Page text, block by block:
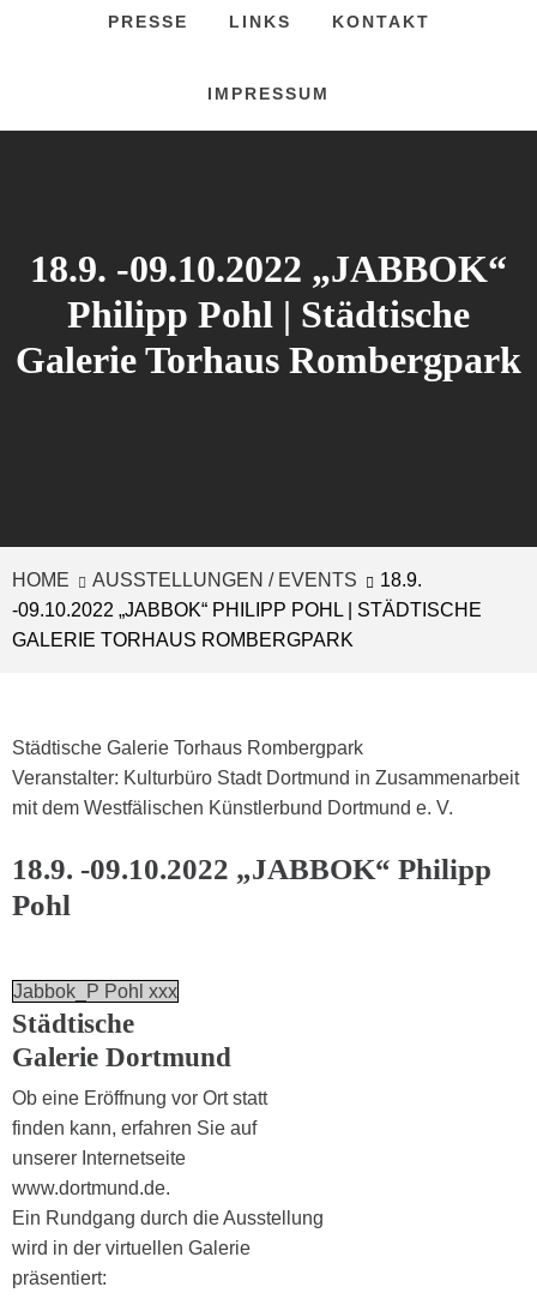
PRESSE LINKS KONTAKT
IMPRESSUM
18.9. -09.10.2022 „JABBOK“
Philipp Pohl | Städtische
Galerie Torhaus Rombergpark
HOME AUSSTELLUNGEN / EVENTS
18.9.
-09.10.2022 „JABBOK“ PHILIPP POHL | STÄDTISCHE
GALERIE TORHAUS ROMBERGPARK
Städtische Galerie Torhaus Rombergpark
Veranstalter: Kulturbüro Stadt Dortmund in Zusammenarbeit
mit dem Westfälischen Künstlerbund Dortmund e. V.
18.9. -09.10.2022 „JABBOK“ Philipp
Pohl
Jabbok_P Pohl xxx
Städtische
Galerie Dortmund
Ob eine Eröffnung vor Ort statt
finden kann, erfahren Sie auf
unserer Internetseite
www.dortmund.de.
Ein Rundgang durch die Ausstellung
wird in der virtuellen Galerie
präsentiert: